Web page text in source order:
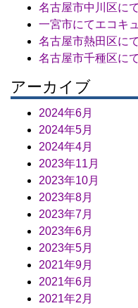
名古屋市中川区に
一宮市にてエコキ
名古屋市熱田区に
名古屋市千種区に
アーカイブ
2024年6月
2024年5月
2024年4月
2023年11月
2023年10月
2023年8月
2023年7月
2023年6月
2023年5月
2021年9月
2021年6月
2021年2月